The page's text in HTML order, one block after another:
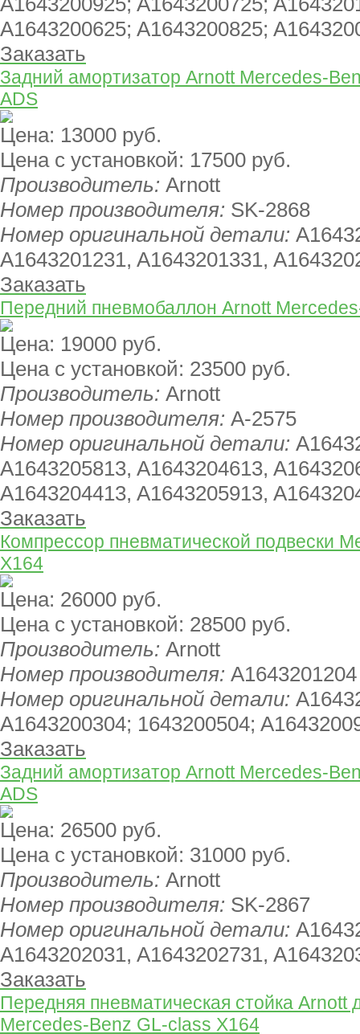
A1643200625; A1643200825;
Заказать
Задний амортизатор Arnott Mercedes-
ADS
Цена: 13000 руб.
Цена с установкой: 17500 руб.
Производитель: Arnott
Номер производителя: SK-2868
Номер оригинальной детали:
A1643201231, A1643201331,
Заказать
Передний пневмобаллон Arnott
Цена: 19000 руб.
Цена с установкой: 23500 руб.
Производитель: Arnott
Номер производителя: A-2575
Номер оригинальной детали:
A1643205813, A1643204613,
A1643204413, A1643205913,
Заказать
Компрессор пневматической подвески
X164
Цена: 26000 руб.
Цена с установкой: 28500 руб.
Производитель: Arnott
Номер производителя: A1643201204
Номер оригинальной детали:
A1643200304; 1643200504;
Заказать
Задний амортизатор Arnott Mercedes-
ADS
Цена: 26500 руб.
Цена с установкой: 31000 руб.
Производитель: Arnott
Номер производителя: SK-2867
Номер оригинальной детали:
A1643202031, A1643202731,
Заказать
Передняя пневматическая стойка Arnott
Mercedes-Benz GL-class X164